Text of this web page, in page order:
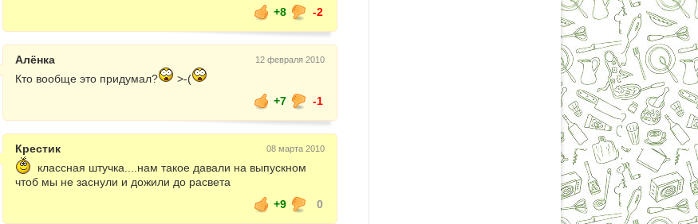
+8
-2
Алёнка 12 февраля 2010
Кто вообще это придумал?
>-(
+7
-1
Крестик 08 марта 2010
классная штучка....нам такое давали на выпускном
чтоб мы не заснули и дожили до расвета
+9
0